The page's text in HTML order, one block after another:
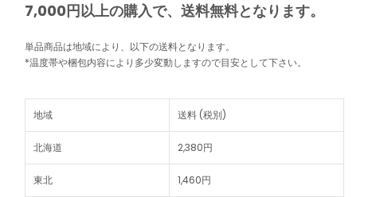
7,000円以上の購入で、 送料無料となります。
単品商品は地域により、以下の送料となります。
*温度帯や梱包内容により多少変動しますので目安として下さい。
地域 送料 (税別)
北海道 2,380円
東北 1,460円